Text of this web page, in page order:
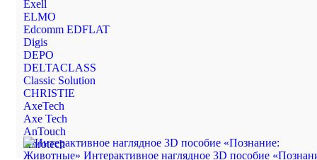
Exell
ELMO
Edcomm EDFLAT
Digis
DEPO
DELTACLASS
Classic Solution
CHRISTIE
AxeTech
Axe Tech
AnTouch
Anrotech